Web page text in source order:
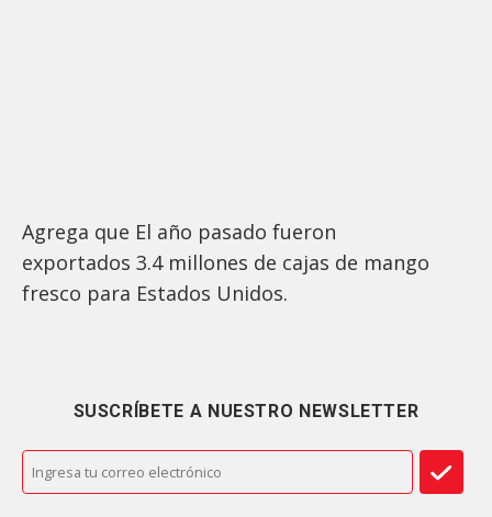
Agrega que El año pasado fueron
exportados 3.4 millones de cajas de mango
fresco para Estados Unidos.
SUSCRÍBETE A NUESTRO NEWSLETTER